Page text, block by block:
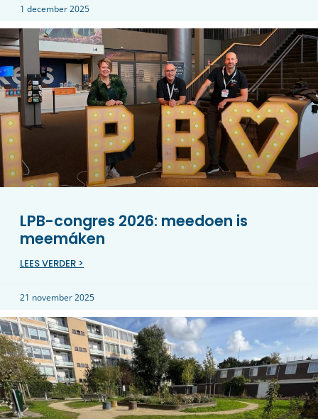
1 december 2025
LPB-congres 2026: meedoen is
meemáken
LEES VERDER >
21 november 2025